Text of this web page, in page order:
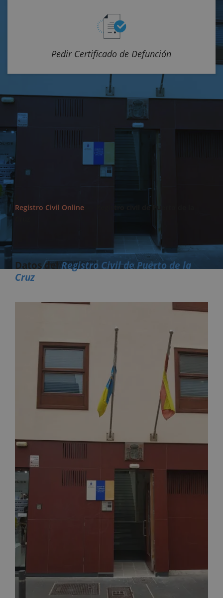
Pedir Certificado de Defunción
Registro Civil Online
Registro civil de Puerto de la
Datos delRegistro Civil de Puerto de la
Cruz